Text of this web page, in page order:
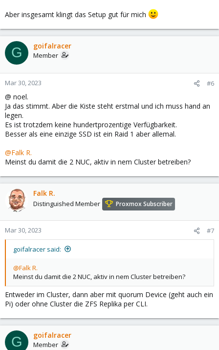
Aber insgesamt klingt das Setup gut für mich
G goifalracer
Member
Mar 30, 2023 #6
@ noel.
Ja das stimmt. Aber die Kiste steht erstmal und ich muss hand an
legen.
Es ist trotzdem keine hundertprozentige Verfügbarkeit.
Besser als eine einzige SSD ist ein Raid 1 aber allemal.
@Falk R.
Meinst du damit die 2 NUC, aktiv in nem Cluster betreiben?
Falk R.
Distinguished Member Proxmox Subscriber
Mar 30, 2023 #7
goifalracer said:
@Falk R.
Meinst du damit die 2 NUC, aktiv in nem Cluster betreiben?
Entweder im Cluster, dann aber mit quorum Device (geht auch ein
Pi) oder ohne Cluster die ZFS Replika per CLI.
G goifalracer
Member